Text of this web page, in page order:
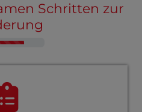
Schritten zur
Counter-